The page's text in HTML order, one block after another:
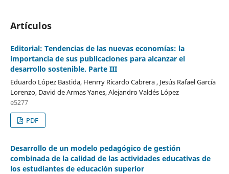
Artículos
Editorial: Tendencias de las nuevas economías: la
importancia de sus publicaciones para alcanzar el
desarrollo sostenible. Parte III
Eduardo López Bastida, Henrry Ricardo Cabrera , Jesús Rafael García
Lorenzo, David de Armas Yanes, Alejandro Valdés López
e5277
PDF
Desarrollo de un modelo pedagógico de gestión
combinada de la calidad de las actividades educativas de
los estudiantes de educación superior